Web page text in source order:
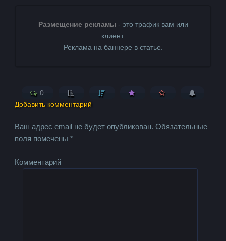
Размещение рекламы - это трафик вам или
клиент.
Реклама на баннере в статье.
0
Добавить комментарий
Ваш адрес email не будет опубликован. Обязательные
поля помечены*
Комментарий